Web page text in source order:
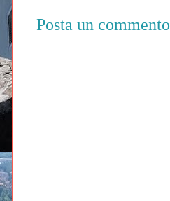
Posta un commento